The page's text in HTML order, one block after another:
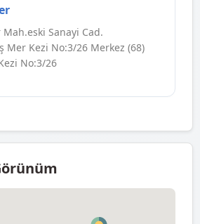
Mah.eski Sanayi Cad.
Mer Kezi No:3/26 Merkez (68)
No:3/26